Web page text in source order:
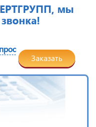
мы
Заказать